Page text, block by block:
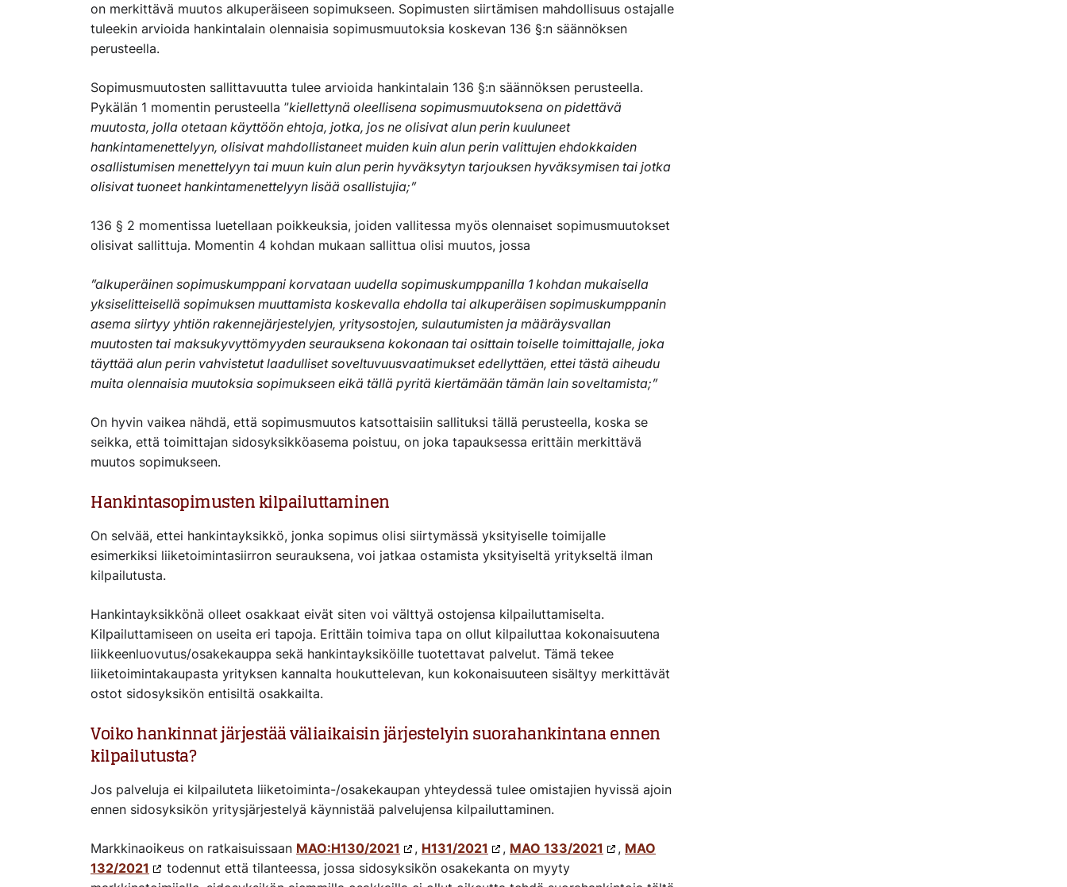
on merkittävä muutos alkuperäiseen sopimukseen. Sopimusten siirtämisen mahdollisuus ostajalle
tuleekin arvioida hankintalain olennaisia sopimusmuutoksia koskevan 136 §:n säännöksen
perusteella.
Sopimusmuutosten sallittavuutta tulee arvioida hankintalain 136 §:n säännöksen perusteella.
Pykälän 1 momentin perusteella ”kiellettynä oleellisena sopimusmuutoksena on pidettävä
muutosta, jolla otetaan käyttöön ehtoja, jotka, jos ne olisivat alun perin kuuluneet
hankintamenettelyyn, olisivat mahdollistaneet muiden kuin alun perin valittujen ehdokkaiden
osallistumisen menettelyyn tai muun kuin alun perin hyväksytyn tarjouksen hyväksymisen tai jotka
olisivat tuoneet hankintamenettelyyn lisää osallistujia;”
136 § 2 momentissa luetellaan poikkeuksia, joiden vallitessa myös olennaiset sopimusmuutokset
olisivat sallittuja. Momentin 4 kohdan mukaan sallittua olisi muutos, jossa
”alkuperäinen sopimuskumppani korvataan uudella sopimuskumppanilla 1 kohdan mukaisella
yksiselitteisellä sopimuksen muuttamista koskevalla ehdolla tai alkuperäisen sopimuskumppanin
asema siirtyy yhtiön rakennejärjestelyjen, yritysostojen, sulautumisten ja määräysvallan
muutosten tai maksukyvyttömyyden seurauksena kokonaan tai osittain toiselle toimittajalle, joka
täyttää alun perin vahvistetut laadulliset soveltuvuusvaatimukset edellyttäen, ettei tästä aiheudu
muita olennaisia muutoksia sopimukseen eikä tällä pyritä kiertämään tämän lain soveltamista;”
On hyvin vaikea nähdä, että sopimusmuutos katsottaisiin sallituksi tällä perusteella, koska se
seikka, että toimittajan sidosyksikköasema poistuu, on joka tapauksessa erittäin merkittävä
muutos sopimukseen.
Hankintasopimusten kilpailuttaminen
On selvää, ettei hankintayksikkö, jonka sopimus olisi siirtymässä yksityiselle toimijalle
esimerkiksi liiketoimintasiirron seurauksena, voi jatkaa ostamista yksityiseltä yritykseltä ilman
kilpailutusta.
Hankintayksikkönä olleet osakkaat eivät siten voi välttyä ostojensa kilpailuttamiselta.
Kilpailuttamiseen on useita eri tapoja. Erittäin toimiva tapa on ollut kilpailuttaa kokonaisuutena
liikkeenluovutus/osakekauppa sekä hankintayksiköille tuotettavat palvelut. Tämä tekee
liiketoimintakaupasta yrityksen kannalta houkuttelevan, kun kokonaisuuteen sisältyy merkittävät
ostot sidosyksikön entisiltä osakkailta.
Voiko hankinnat järjestää väliaikaisin järjestelyin suorahankintana ennen
kilpailutusta?
Jos palveluja ei kilpailuteta liiketoiminta-/osakekaupan yhteydessä tulee omistajien hyvissä ajoin
ennen sidosyksikön yritysjärjestelyä käynnistää palvelujensa kilpailuttaminen.
Markkinaoikeus on ratkaisuissaan MAO:H130/​2021 , H131/2021 , MAO 133/2021 , MAO
132/2021
todennut että tilanteessa, jossa sidosyksikön osakekanta on myyty